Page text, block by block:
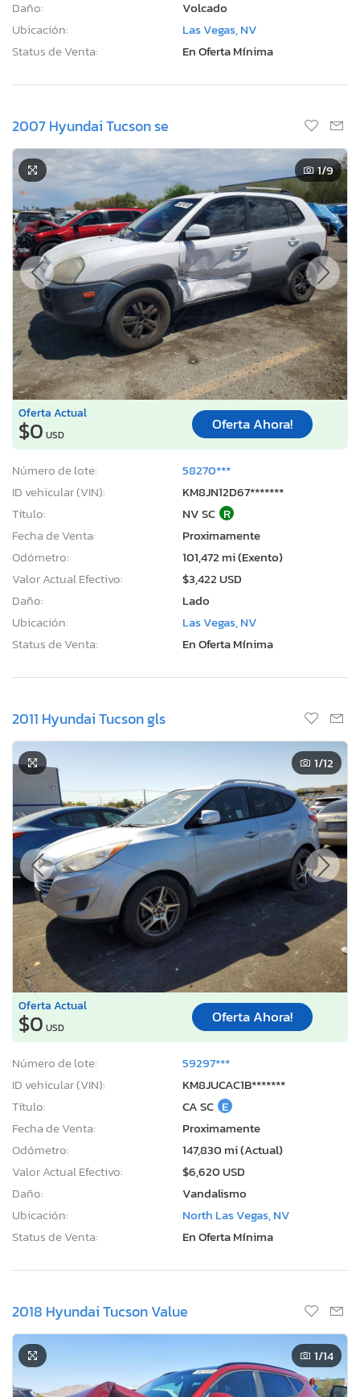
Daño:
Volcado
Ubicación:
Las Vegas, NV
Status de Venta:
En Oferta Mínima
2007 Hyundai Tucson se
1/9
Oferta Actual
$0 USD
Oferta Ahora!
Número de lote:
58270***
ID vehicular (VIN):
KM8JN12D67*******
Título:
NV SC R
Fecha de Venta:
Proximamente
Odómetro:
101,472 mi (Exento)
Valor Actual Efectivo:
$3,422 USD
Daño:
Lado
Ubicación:
Las Vegas, NV
Status de Venta:
En Oferta Mínima
2011 Hyundai Tucson gls
1/12
Oferta Actual
$0 USD
Oferta Ahora!
Número de lote:
59297***
ID vehicular (VIN):
KM8JUCAC1B*******
Título:
CA SC E
Fecha de Venta:
Proximamente
Odómetro:
147,830 mi (Actual)
Valor Actual Efectivo:
$6,620 USD
Daño:
Vandalismo
Ubicación:
North Las Vegas, NV
Status de Venta:
En Oferta Mínima
2018 Hyundai Tucson Value
1/14